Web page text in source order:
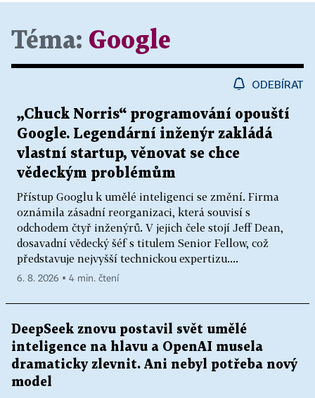
Téma: Google
ODEBÍRAT
„Chuck Norris“ programování opouští
Google. Legendární inženýr zakládá
vlastní startup, věnovat se chce
vědeckým problémům
Přístup Googlu k umělé inteligenci se změní. Firma
oznámila zásadní reorganizaci, která souvisí s
odchodem čtyř inženýrů. V jejich čele stojí Jeff Dean,
dosavadní vědecký šéf s titulem Senior Fellow, což
představuje nejvyšší technickou expertizu....
6. 8. 2026 ▪ 4 min. čtení
DeepSeek znovu postavil svět umělé
inteligence na hlavu a OpenAI musela
dramaticky zlevnit. Ani nebyl potřeba nový
model